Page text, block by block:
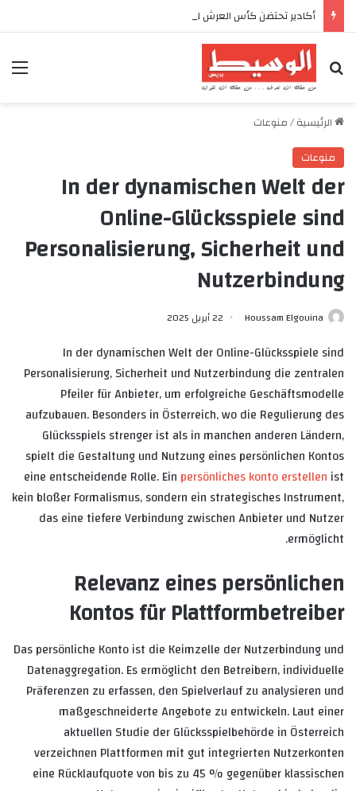
بحث عن
الرئيسية/منوعات
منوعات
In der dynamischen Welt der
Online-Glücksspiele sind
Personalisierung, Sicherheit und
Nutzerbindung
Houssam Elgouina 22 أبريل 2025
In der dynamischen Welt der Online-Glücksspiele sind
Personalisierung, Sicherheit und Nutzerbindung die zentralen
Pfeiler für Anbieter, um erfolgreiche Geschäftsmodelle
aufzubauen. Besonders in Österreich, wo die Regulierung des
Glücksspiels strenger ist als in manchen anderen Ländern,
spielt die Gestaltung und Nutzung eines persönlichen Kontos
eine entscheidende Rolle. Ein persönliches konto erstellen ist
kein bloßer Formalismus, sondern ein strategisches Instrument,
das eine tiefere Verbindung zwischen Anbieter und Nutzer
ermöglicht.
Relevanz eines persönlichen
Kontos für Plattformbetreiber
Das persönliche Konto ist die Keimzelle der Nutzerbindung und
Datenaggregation. Es ermöglicht den Betreibern, individuelle
Präferenzen zu erfassen, den Spielverlauf zu analysieren und
maßgeschneiderte Angebote zu entwickeln. Laut einer
aktuellen Studie der Glücksspielbehörde in Österreich
verzeichnen Plattformen mit gut integrierten Nutzerkonten
eine Rücklaufquote von bis zu 45 % gegenüber klassischen